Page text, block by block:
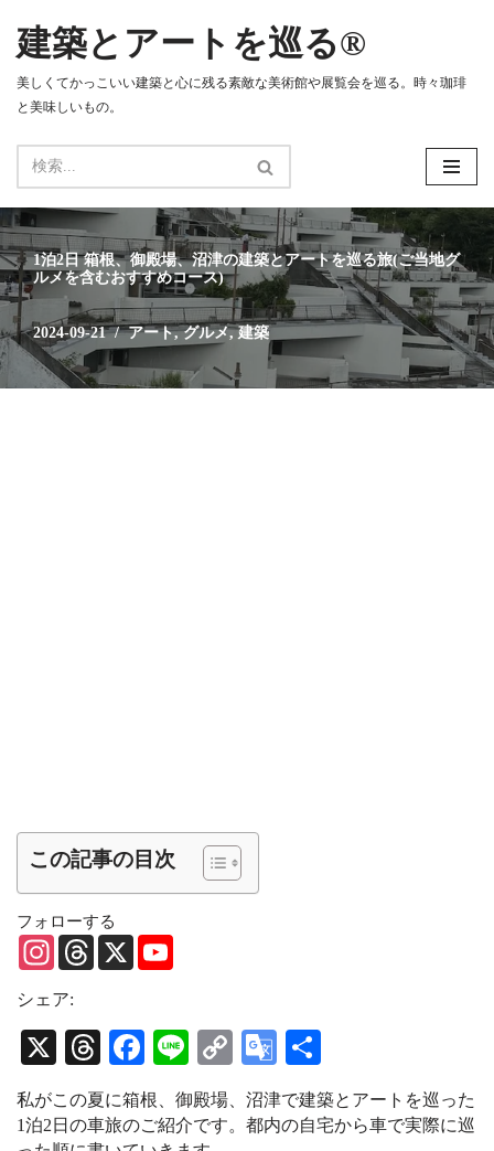
コ
ン
テ
ス
キ
ッ
プ
建築とアートを巡る®
美しくてかっこいい建築と心に残る素敵な美術館や展覧会を巡る。時々珈琲
と美味しいもの。
1泊2日 箱根、御殿場、沼津の建築とアートを巡る旅(ご当地グ
ルメを含むおすすめコース)
2024-09-21 アート,グルメ,建築
この記事の目次
フォローする
I
t
g
a
T
d
X
b
e
C
a
n
n
シェア:
X
T
hr
ea
Fa
ce
bo
Li
ne
C
op
y
G
oo
gl
有
私がこの夏に箱根、御殿場、沼津で建築とアートを巡った
1泊2日の車旅のご紹介です。都内の自宅から車で実際に巡